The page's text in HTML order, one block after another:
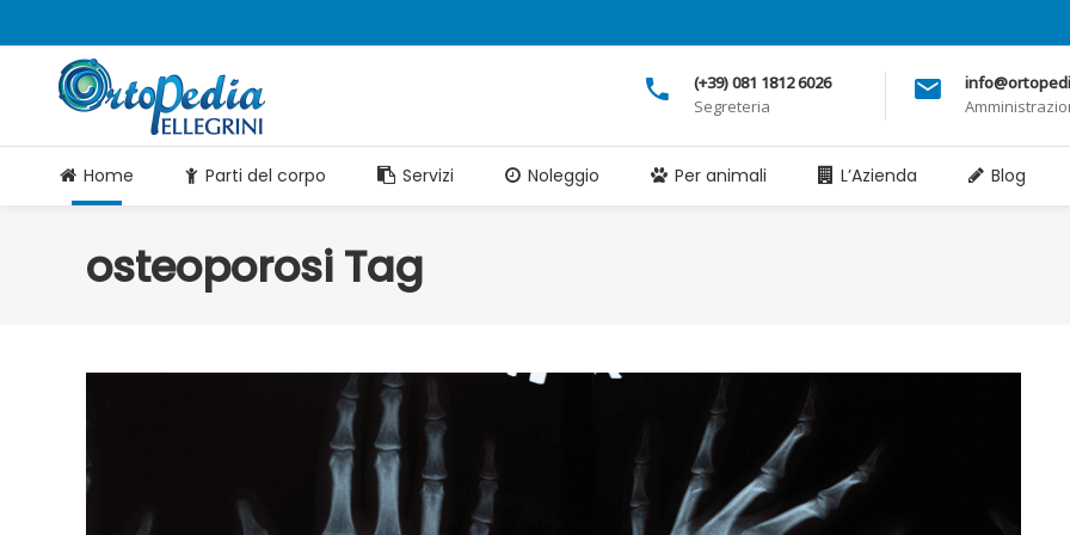
(+39) 081 1812 6026
Segreteria
Home Parti del corpo Servizi Noleggio Per animali L’Azienda Blog
osteoporosi Tag